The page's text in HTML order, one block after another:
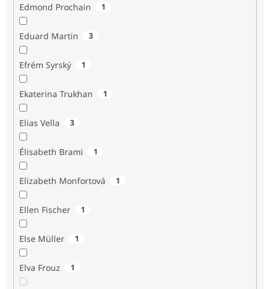
Edmond Prochain 1
Eduard Martin 3
Efrém Syrský 1
Ekaterina Trukhan 1
Elias Vella 3
Élisabeth Brami 1
Elizabeth Monfortová 1
Ellen Fischer 1
Else Müller 1
Elva Frouz 1